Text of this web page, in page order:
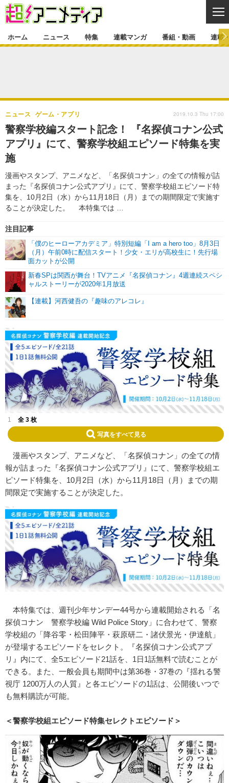
ゲーム・アプリ マンガ
グッズ イベント
舞台 新帝スタ
特集一覧 カバー
ラキりす
連載マンガ
連載マンガ一覧 連載一覧
番組・動画
番組・動画一覧 ラジオ
連載・ブログ
編集部ブログ・お知らせ
ホーム ニュース 特集 連載マンガ 番組・動画 連載
警察学校編スタート記念！ 『名探偵コナン公式
アプリ』にて、警察学校組エピソード特集を実
施
漫画やスタンプ、アニメなど、「名探偵コナン」の全ての情報が詰
まった『名探偵コナン公式アプリ』にて、警察学校組エピソード特
集を、10月2日（水）から11月18日（月）までの期間限定で実施す
ることが決定した。 本特集では …
ニュース ゲーム・アプリ
注目記事
「僕のヒーローアカデミア」特別短編「I am a hero too」8月3日
（月）午前0時に配信スタート！少女・エリが高校生に！先行場
面カットが公開
新春SPは関西が舞台！TVアニメ『名探偵コナン』4週連続スペシ
ャルストーリーが2020年1月放送
【連載】河西健吾の『趣味のアレコレ』
2019.10.3 Thu 17:00
1 全 3 枚
写真をすべて見る
漫画やスタンプ、アニメなど、「名探偵コナン」の全ての情
報が詰まった『名探偵コナン公式アプリ』にて、警察学校組エ
ピソード特集を、 10月 2日（水）から11 月 18日（月）までの期
間限定で実施することが決定した。
本特集では、週刊少年サンデー44号から連載開始される「名
探偵コナン 警察学校編 Wild Police Story 」に合わせて、警察
学校組の「降谷零・松田陣平・萩原研二・諸伏景光・伊達航」
が登場するエピソードをセレクト。『名探偵コナン公式アプ
リ』内にて、全5エピソード21話を、 1日1話無料で読むことが
できる。また、一般会員も期間中は第36巻・ 37巻の『揺れる警
視庁 1200万人の人質』と各エピソードの1話は、公開後いつで
も無料購読が可能。
＜警察学校組エピソード特集セレクトエピソード＞